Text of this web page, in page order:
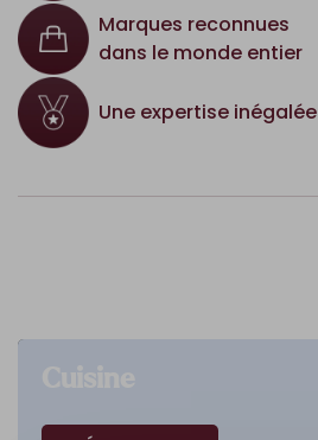
Marques reconnues
dans le monde entier
Une expertise inégalée